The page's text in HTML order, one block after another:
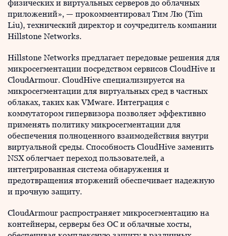
физических и виртуальных серверов до облачных
приложений», — прокомментировал Тим Лю (Tim
Liu), технический директор и соучредитель компании
Hillstone Networks.
Hillstone Networks предлагает передовые решения для
микросегментации посредством сервисов CloudHive и
CloudArmour. CloudHive специализируется на
микросегментации для виртуальных сред в частных
облаках, таких как VMware. Интеграция с
коммутатором гипервизора позволяет эффективно
применять политику микросегментации для
обеспечения полноценного взаимодействия внутри
виртуальной среды. Способность CloudHive заменить
NSX облегчает переход пользователей, а
интегрированная система обнаружения и
предотвращения вторжений обеспечивает надежную
и прочную защиту.
CloudArmour распространяет микросегментацию на
контейнеры, серверы без ОС и облачные хосты,